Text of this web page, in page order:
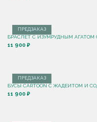
ПРЕДЗАКАЗ
БРАСЛЕТ С ИЗУМРУДНЫМ АГАТОМ
11 900 ₽
ПРЕДЗАКАЗ
БУСЫ CARTOON С ЖАДЕИТОМ И
11 900 ₽